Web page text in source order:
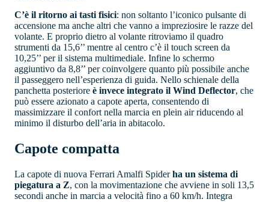
C’è il ritorno ai tasti fisici: non soltanto l’iconico pulsante di
accensione ma anche altri che vanno a impreziosire le razze del
volante. E proprio dietro al volante ritroviamo il quadro
strumenti da 15,6’’ mentre al centro c’è il touch screen da
10,25’’ per il sistema multimediale. Infine lo schermo
aggiuntivo da 8,8’’ per coinvolgere quanto più possibile anche
il passeggero nell’esperienza di guida. Nello schienale della
panchetta posteriore è invece integrato il Wind Deflector, che
può essere azionato a capote aperta, consentendo di
massimizzare il confort nella marcia en plein air riducendo al
minimo il disturbo dell’aria in abitacolo.
Capote compatta
La capote di nuova Ferrari Amalfi Spiderha un sistema di
piegatura a Z, con la movimentazione che avviene in soli 13,5
secondi anche in marcia a velocità fino a 60 km/h. Integra